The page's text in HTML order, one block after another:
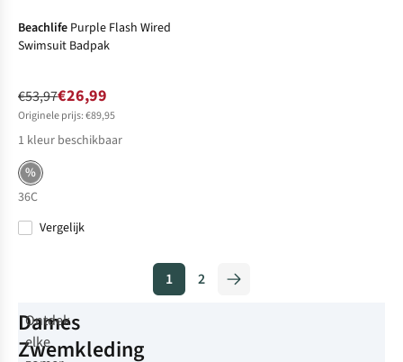
Beachlife Purple Flash Wired
Swimsuit Badpak
€53,97€26,99
Originele prijs: €89,95
1 kleur beschikbaar
%
36C
Vergelijk
1 2
Dames
Zwemkleding
Ontdek
elke